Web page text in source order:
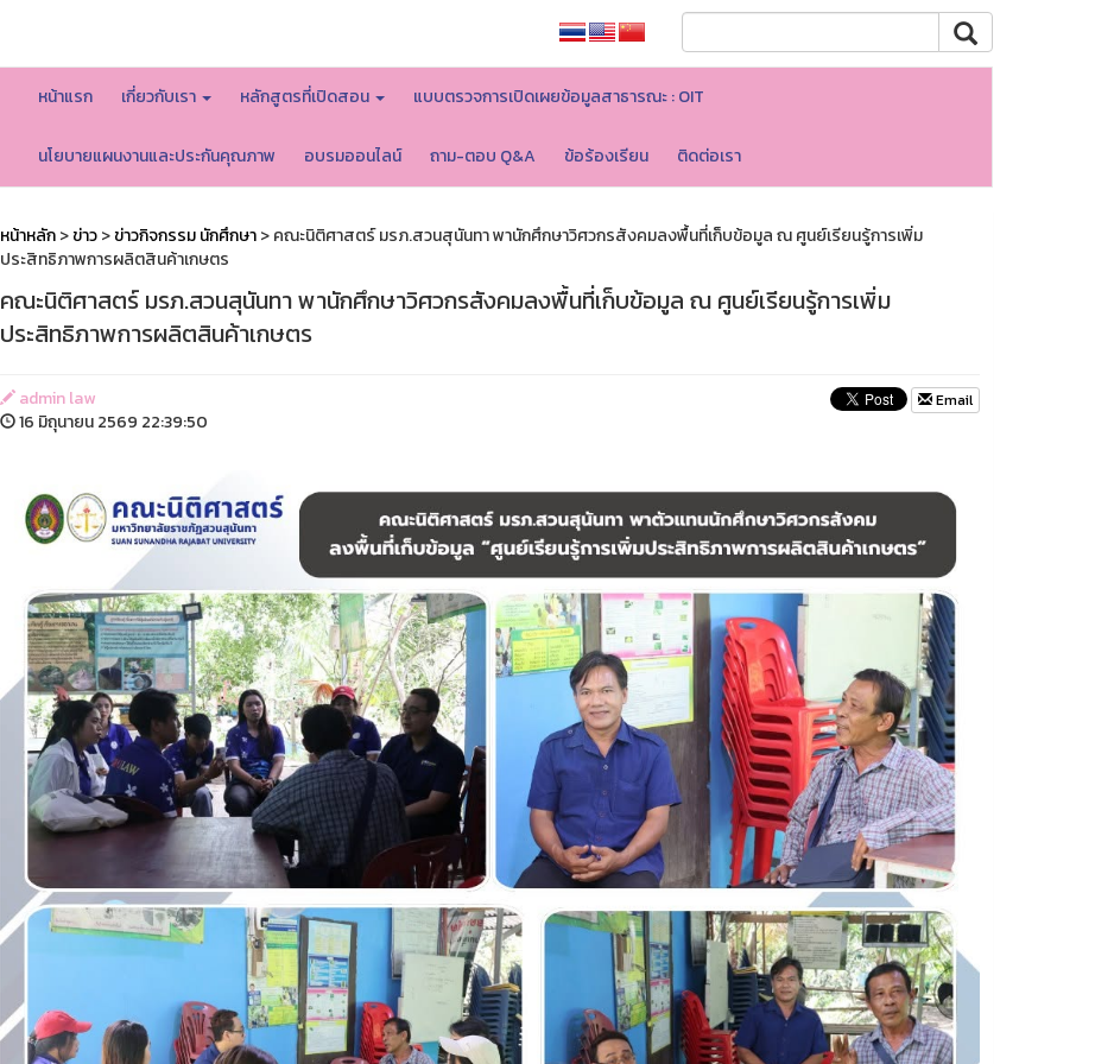
หน้าแรก เกี่ยวกับเรา หลักสูตรที่เปิดสอน แบบตรวจการเปิดเผยข้อมูลสาธารณะ : OIT
นโยบายแผนงานและประกันคุณภาพ อบรมออนไลน์ ถาม-ตอบ Q&A ข้อร้องเรียน ติดต่อเรา
หน้าหลัก>ข่าว>ข่าวกิจกรรม นักศึกษา> คณะนิติศาสตร์ มรภ.สวนสุนันทา พานักศึกษาวิศวกรสังคมลงพื้นที่เก็บข้อมูล ณ ศูนย์เรียนรู้การเพิ่ม
ประสิทธิภาพการผลิตสินค้าเกษตร
คณะนิติศาสตร์ มรภ.สวนสุนันทา พานักศึกษาวิศวกรสังคมลงพื้นที่เก็บข้อมูล ณ ศูนย์เรียนรู้การเพิ่ม
ประสิทธิภาพการผลิตสินค้าเกษตร
admin law
16 มิถุนายน 2569 22:39:50
Email